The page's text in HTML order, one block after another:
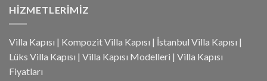
HIZMETLERIMIZ
Villa Kapısı | Kompozit Villa Kapısı | İstanbul Villa Kapısı |
Lüks Villa Kapısı | Villa Kapısı Modelleri | Villa Kapısı
Fiyatları